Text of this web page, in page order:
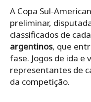
A Copa Sul-
preliminar,
classificados de
argentinos, que
fase. Jogos de ida e
representantes de
da competição.